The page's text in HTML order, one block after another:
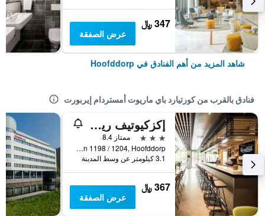
347 ﷼
عرض الصفقة
شاهد المزيد من أهم الفنادق في Hoofddorp
فنادق بالقرب من كورتيارد باي ماريوت أمستردام إيربورت
إكزكيوتيف ريزيدنسي باي بيست ويسترن أمستردام إيربورت
3 نجوم
ممتاز 8.4
Opaallaan 1198 / 1204, Hoofddorp, مقاطعة شمال هولندا, هولندا
3.1 كيلومتر عن وسط المدينة
367 ﷼
عرض الصفقة